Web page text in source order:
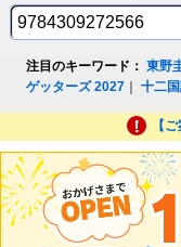
注目のキーワード： 東野
ゲッターズ 2027 ｜十二国
【